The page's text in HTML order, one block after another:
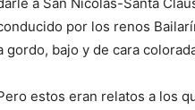
por los renos
gordo, bajo y de cara
estos eran relatos a los